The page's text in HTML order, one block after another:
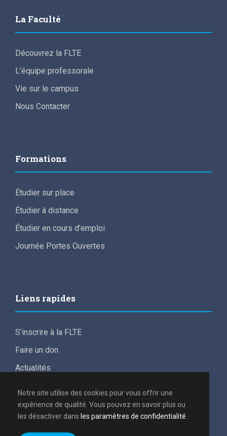
La Faculté
Découvrez la FLTE
L’équipe professorale
Vie sur le campus
Nous Contacter
Formations
Étudier sur place
Étudier à distance
Étudier en cours d’emploi
Journée Portes Ouvertes
Liens rapides
S’inscrire à la FLTE
Faire un don
Actualités
Conditions de participation aux frais d’études
Politique de confidentialité
Notre site utilise des cookies pour vous offrir une
expérience de qualité. Vous pouvez en savoir plus ou
les désactiver dans les paramètres de confidentialité